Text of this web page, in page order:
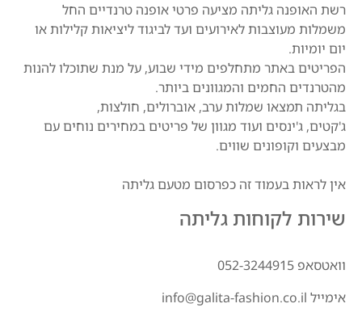
רשת האופנה גליתה מציעה פרטי אופנה טרנדיים החל
משמלות מעוצבות לאירועים ועד לביגוד ליציאות קלילות או
יום יומיות.
הפריטים באתר מתחלפים מידי שבוע, על מנת שתוכלו להנות
מהטרנדים החמים והמגוונים ביותר.
בגליתה תמצאו שמלות ערב, אוברולים, חולצות,
ג'קטים, ג'ינסים ועוד מגוון של פריטים במחירים נוחים עם
מבצעים וקופונים שווים.
אין לראות בעמוד זה כפרסום מטעם גליתה
שירות לקוחות גליתה
וואטסאפ 052-3244915
אימייל info@galita-fashion.co.il